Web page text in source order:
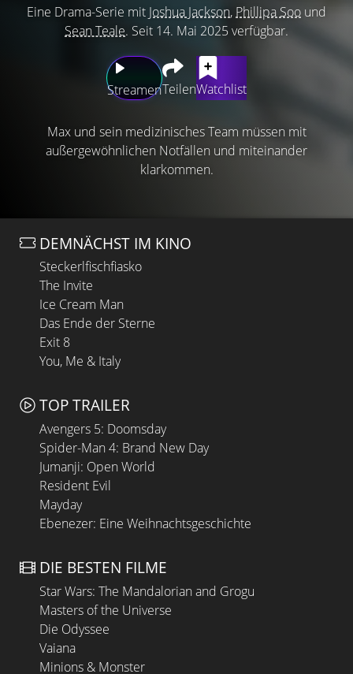
Eine Drama-Serie mit Joshua Jackson, Phillipa Soo und
Sean Teale. Seit 14. Mai 2025 verfügbar.
StreamenTeilenWatchlist
Max und sein medizinisches Team müssen mit
außergewöhnlichen Notfällen und miteinander
klarkommen.
DEMNÄCHST IM KINO
Steckerlfischfiasko
The Invite
Ice Cream Man
Das Ende der Sterne
Exit 8
You, Me & Italy
TOP TRAILER
Avengers 5: Doomsday
Spider-Man 4: Brand New Day
Jumanji: Open World
Resident Evil
Mayday
Ebenezer: Eine Weihnachtsgeschichte
DIE BESTEN FILME
Star Wars: The Mandalorian and Grogu
Masters of the Universe
Die Odyssee
Vaiana
Minions & Monster